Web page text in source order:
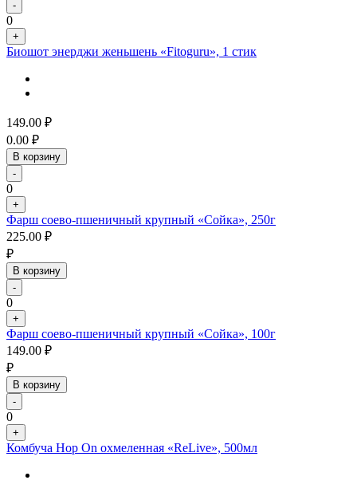
-
0
+
Биошот энерджи женьшень «Fitoguru», 1 стик
149.00 ₽
0.00 ₽
В корзину
-
0
+
Фарш соево-пшеничный крупный «Сойка», 250г
225.00 ₽
₽
В корзину
-
0
+
Фарш соево-пшеничный крупный «Сойка», 100г
149.00 ₽
₽
В корзину
-
0
+
Комбуча Hop On охмеленная «ReLive», 500мл